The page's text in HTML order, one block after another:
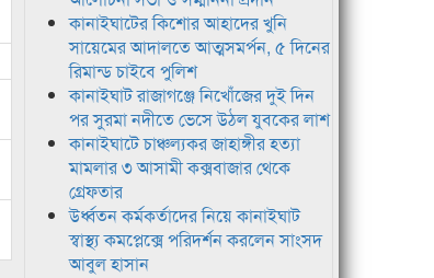
কানাইঘাটের কিশোর আহাদের খুনি
সায়েমের আদালতে আত্মসমর্পন, ৫ দিনের
রিমান্ড চাইবে পুলিশ
কানাইঘাট রাজাগঞ্জে নিখোঁজের দুই দিন
পর সুরমা নদীতে ভেসে উঠল যুবকের লাশ
কানাইঘাটে চাঞ্চল্যকর জাহাঙ্গীর হত্যা
মামলার ৩ আসামী কক্সবাজার থেকে
গ্রেফতার
উর্ধ্বতন কর্মকর্তাদের নিয়ে কানাইঘাট
স্বাস্থ্য কমপ্লেক্সে পরিদর্শন করলেন সাংসদ
আবুল হাসান